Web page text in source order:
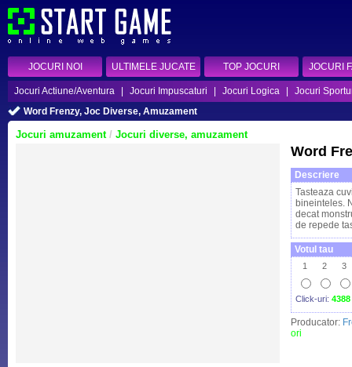
JOCURI NOI ULTIMELE JUCATE TOP JOCURI JOCURI
Jocuri Actiune/Aventura Jocuri Impuscaturi Jocuri Logica
Jocuri
Word Frenzy, Joc Diverse, Amuzament
Jocuri amuzament/ Jocuri diverse, amuzament
Word
Descriere
Tasteaza
bineinteles.
decat
de repede
Votul tau
1 2 3
Click-uri: 4388
Producator:
ori